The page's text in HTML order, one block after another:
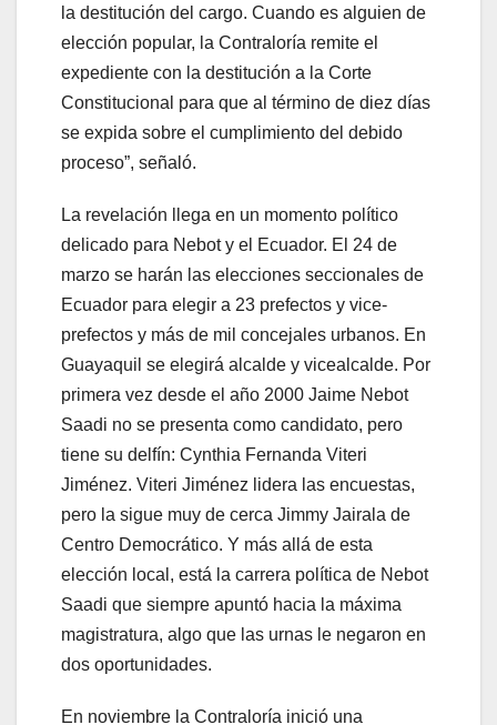
la destitución del cargo. Cuando es alguien de
elección popular, la Contraloría remite el
expediente con la destitución a la Corte
Constitucional para que al término de diez días
se expida sobre el cumplimiento del debido
proceso”, señaló.
La revelación llega en un momento político
delicado para Nebot y el Ecuador. El 24 de
marzo se harán las elecciones seccionales de
Ecuador para elegir a 23 prefectos y vice-
prefectos y más de mil concejales urbanos. En
Guayaquil se elegirá alcalde y vicealcalde. Por
primera vez desde el año 2000 Jaime Nebot
Saadi no se presenta como candidato, pero
tiene su delfín: Cynthia Fernanda Viteri
Jiménez. Viteri Jiménez lidera las encuestas,
pero la sigue muy de cerca Jimmy Jairala de
Centro Democrático. Y más allá de esta
elección local, está la carrera política de Nebot
Saadi que siempre apuntó hacia la máxima
magistratura, algo que las urnas le negaron en
dos oportunidades.
En noviembre la Contraloría inició una